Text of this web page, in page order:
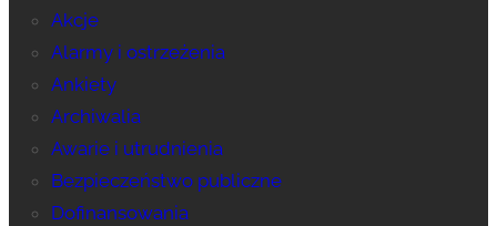
Akcje
Alarmy i ostrzeżenia
Ankiety
Archiwalia
Awarie i utrudnienia
Bezpieczeństwo publiczne
Dofinansowania